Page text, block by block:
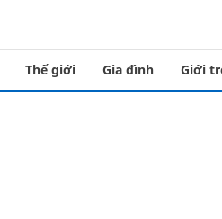
Thế giới Gia đình Giới